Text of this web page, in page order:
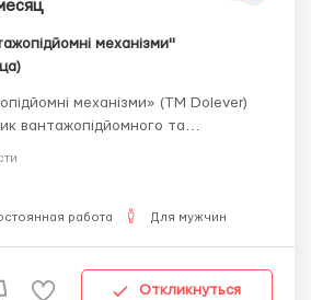
механізми"
механізми» (ТМ Dolever)
вантажопідйомного та
обладнання та компанія з повним
шукаємо в ком...
работа Для мужчин
Откликнуться